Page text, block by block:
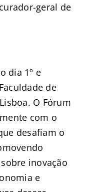
geral de
dia 1º e
de
O Fórum
com o
desafiam o
inovação
e